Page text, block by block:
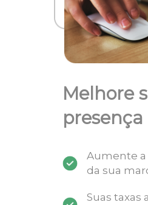
Melhore
presença
Aumente a
da sua
Suas taxas